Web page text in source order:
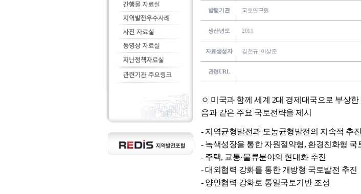
발행기관 국토연구원
생산년도 2011
자료생성자 김천규, 이상준
관련URL
ㅇ 미국과 함께 세계 2대 경제대국으로 부상
음과 같은 주요 국토전략을 제시
- 지역균형발전과 도농균형발전의 지속적 추진
- 녹색성장을 통한 자원절약형, 환경친화형 국
- 주택, 교통·물류분야의 현대화 추진
- 대외협력 강화를 통한 개방형 국토발전 추진
- 양안협력 강화로 통일국토기반 조성